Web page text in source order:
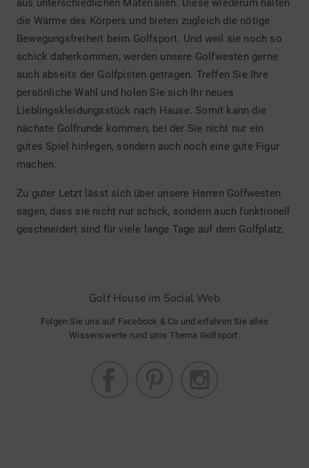
aus unterschiedlichen Materialien. Diese wiederum halten
die Wärme des Körpers und bieten zugleich die nötige
Bewegungsfreiheit beim Golfsport. Und weil sie noch so
schick daherkommen, werden unsere Golfwesten gerne
auch abseits der Golfpisten getragen. Treffen Sie Ihre
persönliche Wahl und holen Sie sich Ihr neues
Lieblingskleidungsstück nach Hause. Somit kann die
nächste Golfrunde kommen, bei der Sie nicht nur ein
gutes Spiel hinlegen, sondern auch noch eine gute Figur
machen.
Zu guter Letzt lässt sich über unsere Herren Golfwesten
sagen, dass sie nicht nur schick, sondern auch funktionell
geschneidert sind für viele lange Tage auf dem Golfplatz.
Golf House im Social Web
Folgen Sie uns auf Facebook & Co und erfahren Sie alles
Wissenswerte rund ums Thema Golfsport.